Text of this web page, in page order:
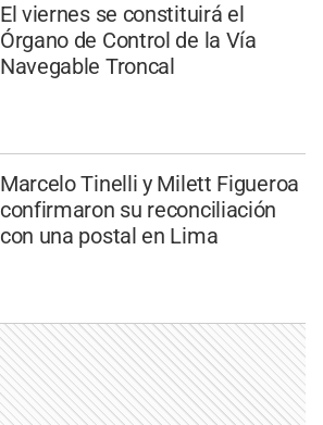
El viernes se constituirá el
Órgano de Control de la Vía
Navegable Troncal
Marcelo Tinelli y Milett Figueroa
confirmaron su reconciliación
con una postal en Lima